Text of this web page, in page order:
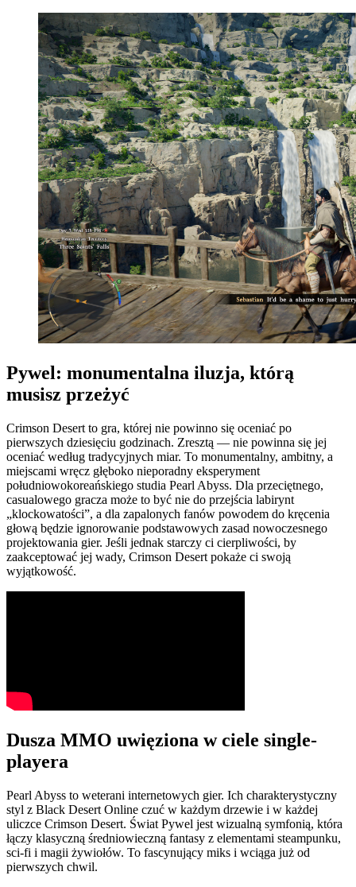
Pywel: monumentalna iluzja, którą
musisz przeżyć
Crimson Desert to gra, której nie powinno się oceniać po
pierwszych dziesięciu godzinach. Zresztą — nie powinna się jej
oceniać według tradycyjnych miar. To monumentalny, ambitny, a
miejscami wręcz głęboko nieporadny eksperyment
południowokoreańskiego studia Pearl Abyss. Dla przeciętnego,
casualowego gracza może to być nie do przejścia labirynt
„klockowatości”, a dla zapalonych fanów powodem do kręcenia
głową będzie ignorowanie podstawowych zasad nowoczesnego
projektowania gier. Jeśli jednak starczy ci cierpliwości, by
zaakceptować jej wady, Crimson Desert pokaże ci swoją
wyjątkowość.
Dusza MMO uwięziona w ciele single-
playera
Pearl Abyss to weterani internetowych gier. Ich charakterystyczny
styl z Black Desert Online czuć w każdym drzewie i w każdej
uliczce Crimson Desert. Świat Pywel jest wizualną symfonią, która
łączy klasyczną średniowieczną fantasy z elementami steampunku,
sci-fi i magii żywiołów. To fascynujący miks i wciąga już od
pierwszych chwil.